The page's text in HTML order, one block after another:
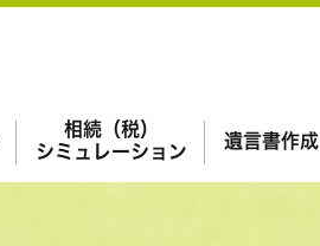
相続（税）
シミュレーション
遺言書作成